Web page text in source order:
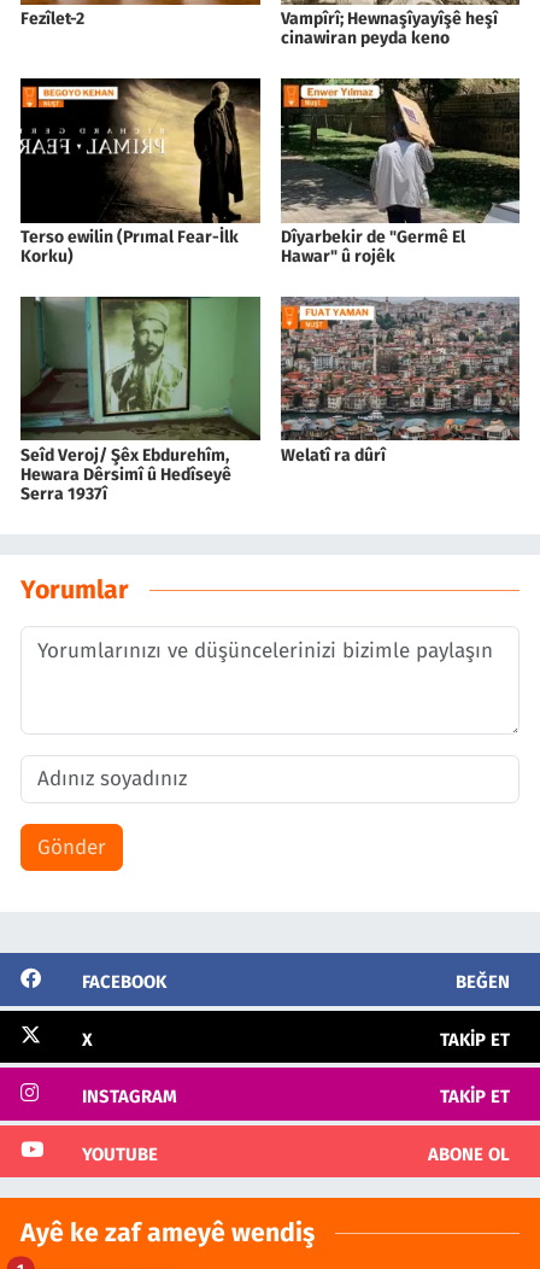
Fezîlet-2
Vampîrî; Hewnaşîyayîşê heşî
cinawiran peyda keno
Terso ewilin (Prımal Fear-İlk
Korku)
Dîyarbekir de "Germê El
Hawar" û rojêk
Seîd Veroj/ Şêx Ebdurehîm,
Hewara Dêrsimî û Hedîseyê
Serra 1937î
Welatî ra dûrî
Yorumlar
Gönder
FACEBOOK BEĞEN
X TAKIP ET
INSTAGRAM TAKIP ET
YOUTUBE ABONE OL
Ayê ke zaf ameyê wendiş